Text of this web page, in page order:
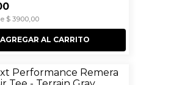
$ 3900,00
AGREGAR AL CARRITO